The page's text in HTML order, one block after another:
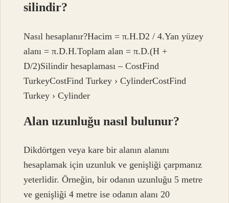
silindir?
Nasıl hesaplanır?Hacim = π.H.D2 / 4.Yan yüzey
alanı = π.D.H.Toplam alan = π.D.(H +
D/2)Silindir hesaplaması – CostFind
TurkeyCostFind Turkey › CylinderCostFind
Turkey › Cylinder
Alan uzunluğu nasıl bulunur?
Dikdörtgen veya kare bir alanın alanını
hesaplamak için uzunluk ve genişliği çarpmanız
yeterlidir. Örneğin, bir odanın uzunluğu 5 metre
ve genişliği 4 metre ise odanın alanı 20